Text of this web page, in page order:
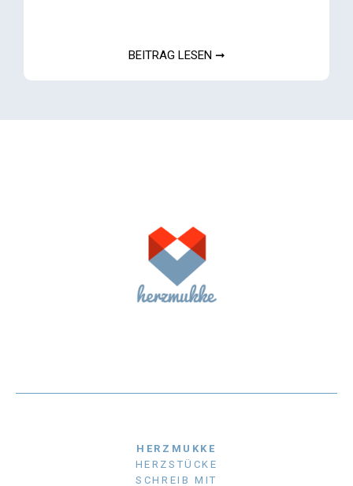
BEITRAG LESEN ➞
HERZMUKKE
HERZSTÜCKE
SCHREIB MIT